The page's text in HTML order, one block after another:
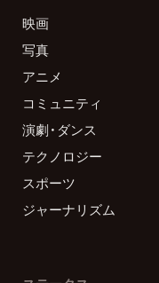
映画
写真
アニメ
コミュニティ
演劇・ダンス
テクノロジー
スポーツ
ジャーナリズム